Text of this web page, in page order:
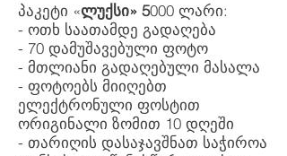
პაკეტი «ლუქსი» 5000 ლარი:
- ოთხ საათამდე გადაღება
- 70 დამუშავებული ფოტო
- მთლიანი გადაღებული მასალა
- ფოტოებს მიიღებთ
ელექტრონული ფოსტით
ორიგინალი ზომით 10 დღეში
- თარიღის დასაჯავშნათ საჭიროა